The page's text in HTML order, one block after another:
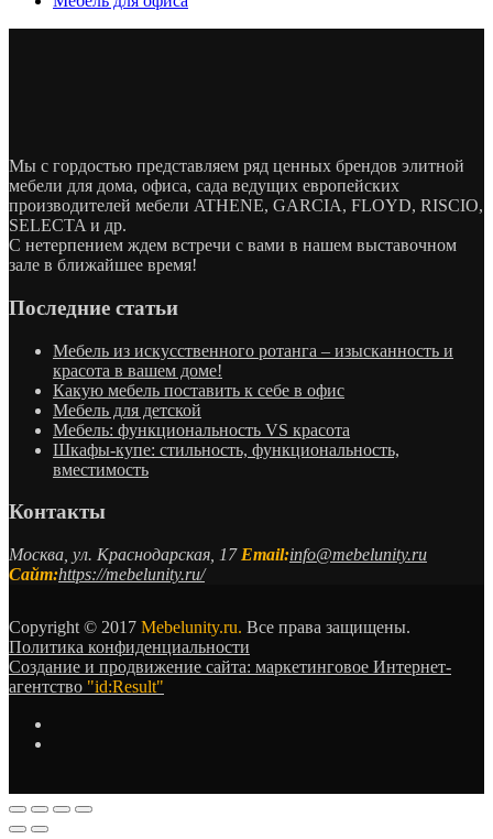
Мы с гордостью представляем ряд ценных брендов элитной
мебели для дома, офиса, сада ведущих европейских
производителей мебели ATHENE, GARCIA, FLOYD, RISCIO,
SELECTA и др.
С нетерпением ждем встречи с вами в нашем выставочном
зале в ближайшее время!
Последние статьи
Мебель из искусственного ротанга – изысканность и
красота в вашем доме!
Какую мебель поставить к себе в офис
Мебель для детской
Мебель: функциональность VS красота
Шкафы-купе: стильность, функциональность,
вместимость
Контакты
Москва, ул. Краснодарская, 17 Email:info@mebelunity.ru
Сайт:https://mebelunity.ru/
Copyright © 2017 Mebelunity.ru. Все права защищены.
Политика конфиденциальности
Создание и продвижение сайта: маркетинговое Интернет-
агентство "id:Result"